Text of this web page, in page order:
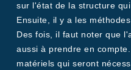
sur l'état de la structure
Ensuite, il y a les
Des fois, il faut noter que
aussi à prendre en
matériels qui seront